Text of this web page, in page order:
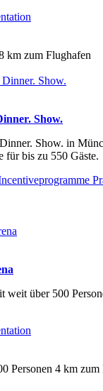
km zum Flughafen
Show.
Show. in
für bis zu 550 Gäste.
weit über 500
Personen 4 km zum